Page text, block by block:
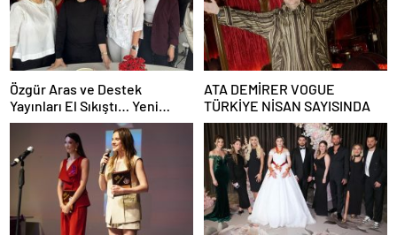
Özgür Aras ve Destek
Yayınları El Sıkıştı… Yeni
Kitap Haziran’da!
ATA DEMİRER VOGUE
TÜRKİYE NİSAN SAYISINDA